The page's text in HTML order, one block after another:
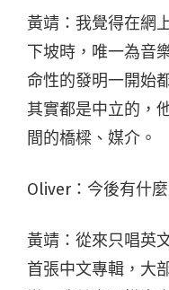
黃靖：我覺得在網
下坡時，唯一為音
命性的發明一開始
其實都是中立的，
間的橋樑、媒介。
Oliver：今後有什
黃靖：從來只唱英
首張中文專輯，大